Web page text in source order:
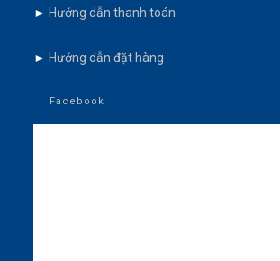
► Hướng dẫn thanh toán
► Hướng dẫn đặt hàng
Facebook